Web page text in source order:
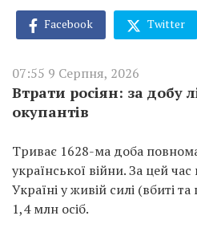
Facebook Twitter
07:55 9 Серпня, 2026
Втрати росіян: за добу
окупантів
Триває 1628-ма доба
української війни. За цей
Україні у живій силі (вбиті
1,4 млн осіб.